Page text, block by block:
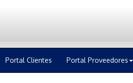
Portal Clientes Portal Proveedores